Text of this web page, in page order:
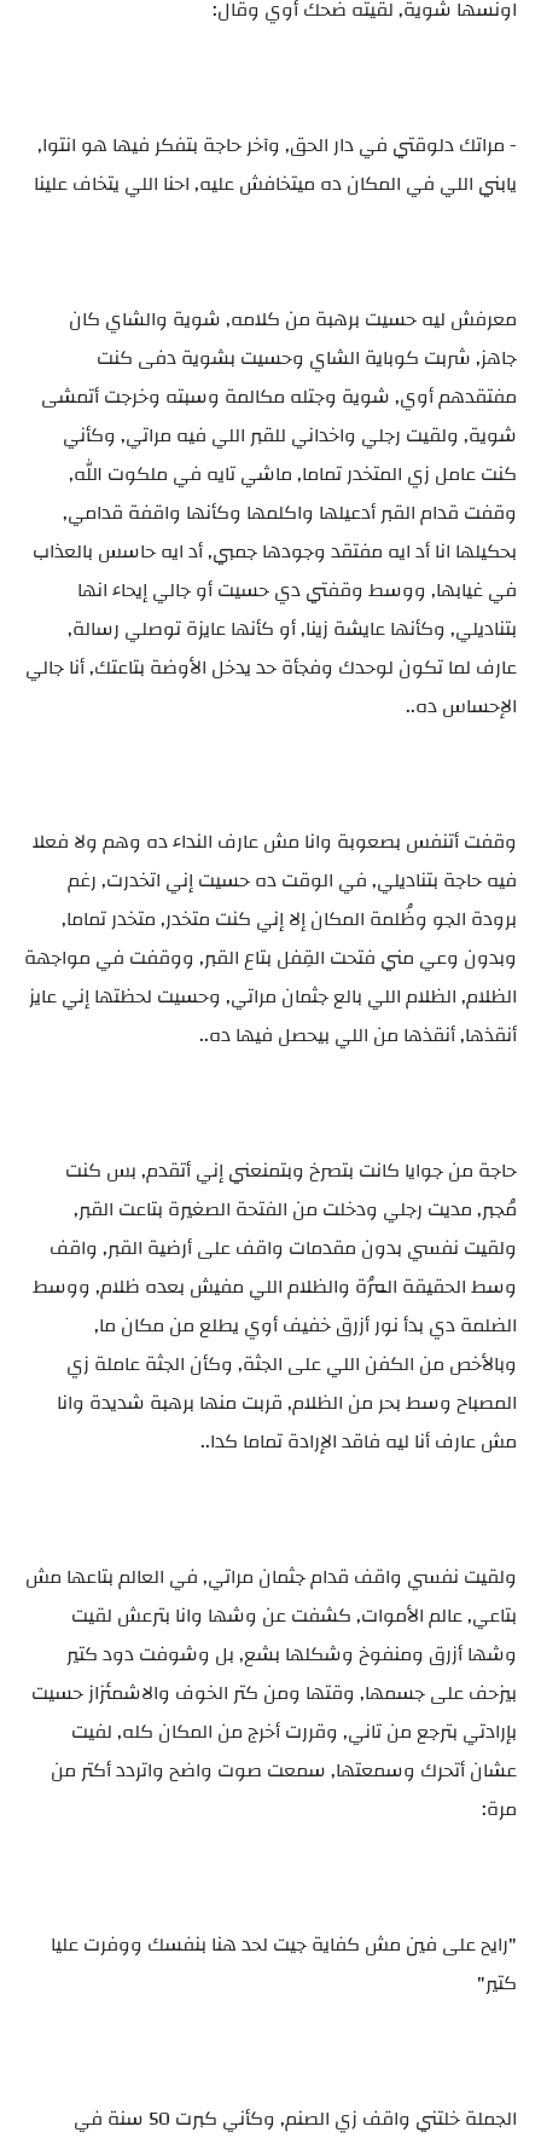
اونسها شوية, لقيته ضحك أوي وقال:
- مراتك دلوقتي في دار الحق, وآخر حاجة بتفكر فيها هو انتوا,
يابني اللي في المكان ده ميتخافش عليه, احنا اللي يتخاف علينا
معرفش ليه حسيت برهبة من كلامه, شوية والشاي كان
جاهز, شربت كوباية الشاي وحسيت بشوية دفى كنت
مفتقدهم أوي, شوية وجتله مكالمة وسبته وخرجت أتمشى
شوية, ولقيت رجلي واخداني للقبر اللي فيه مراتي, وكأني
كنت عامل زي المتخدر تماما, ماشي تايه في ملكوت الله,
وقفت قدام القبر أدعيلها واكلمها وكأنها واقفة قدامي,
بحكيلها انا أد ايه مفتقد وجودها جمبي, أد ايه حاسس بالعذاب
في غيابها, ووسط وقفتي دي حسيت أو جالي إيحاء انها
بتناديلي, وكأنها عايشة زينا, أو كأنها عايزة توصلي رسالة,
عارف لما تكون لوحدك وفجأة حد يدخل الأوضة بتاعتك, أنا جالي
الإحساس ده..
وقفت أتنفس بصعوبة وانا مش عارف النداء ده وهم ولا فعلا
فيه حاجة بتناديلي, في الوقت ده حسيت إني اتخدرت, رغم
برودة الجو وظُلمة المكان إلا إني كنت متخدر, متخدر تماما,
وبدون وعي مني فتحت القِفل بتاع القبر, ووقفت في مواجهة
الظلام, الظلام اللي بالع جثمان مراتي, وحسيت لحظتها إني عايز
أنقذها, أنقذها من اللي بيحصل فيها ده..
حاجة من جوايا كانت بتصرخ وبتمنعني إني أتقدم, بس كنت
مُجبر, مديت رجلي ودخلت من الفتحة الصغيرة بتاعت القبر,
ولقيت نفسي بدون مقدمات واقف على أرضية القبر, واقف
وسط الحقيقة المُرة والظلام اللي مفيش بعده ظلام, ووسط
الضلمة دي بدأ نور أزرق خفيف أوي يطلع من مكان ما,
وبالأخص من الكفن اللي على الجثة, وكأن الجثة عاملة زي
المصباح وسط بحر من الظلام, قربت منها برهبة شديدة وانا
مش عارف أنا ليه فاقد الإرادة تماما كدا..
ولقيت نفسي واقف قدام جثمان مراتي, في العالم بتاعها مش
بتاعي, عالم الأموات, كشفت عن وشها وانا بترعش لقيت
وشها أزرق ومنفوخ وشكلها بشع, بل وشوفت دود كتير
بيزحف على جسمها, وقتها ومن كتر الخوف والاشمئزاز حسيت
بإرادتي بترجع من تاني, وقررت أخرج من المكان كله, لفيت
عشان أتحرك وسمعتها, سمعت صوت واضح واتردد أكتر من
مرة:
"رايح على فين مش كفاية جيت لحد هنا بنفسك ووفرت عليا
كتير"
الجملة خلتني واقف زي الصنم, وكأني كبرت 50 سنة في